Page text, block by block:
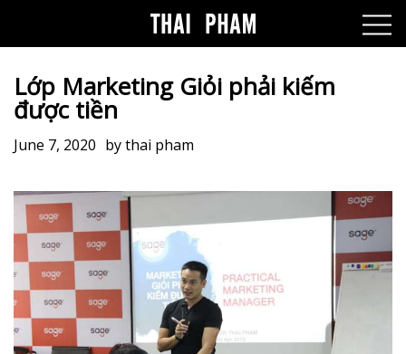
Lớp Marketing Giỏi phải kiếm
được tiền
June 7, 2020 bythai pham